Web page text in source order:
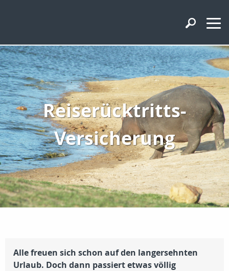
Reiserücktritts-
Versicherung
Alle freuen sich schon auf den langersehnten
Urlaub. Doch dann passiert etwas völlig